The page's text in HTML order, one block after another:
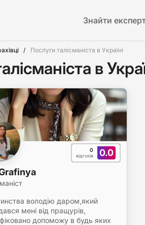
Знайти
Послуги талісманіста в Україні
в
0.0
0
відгуків
володію даром,який
мені від пращурів,
допоможу в будь яких